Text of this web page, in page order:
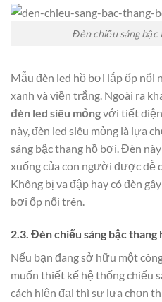
Đèn chiếu sáng bậc
Mẫu đèn led hồ bơi lắp ốp nổi
xanh và viền trắng. Ngoài ra
đèn led siêu mỏngvới tiết
này, đèn led siêu mỏng là lựa
sáng bậc thang hồ bơi. Đèn
xuống của con người được dễ
Không bị va đập hay có đèn
bơi ốp nổi trên.
2.3. Đèn chiếu sáng bậc thang
Nếu bạn đang sở hữu một
muốn thiết kế hệ thống chiếu
cách hiện đại thì sự lựa chọn